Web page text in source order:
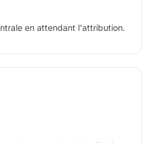
en attendant l'attribution.